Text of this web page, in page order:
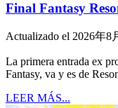
Final Fantasy
Actualizado el 2026年8
La primera entrada ex
Fantasy, va y es de
LEER MÁS...